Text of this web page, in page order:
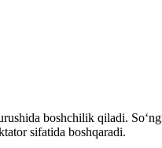
boshchilik qiladi.
sifatida boshqaradi.